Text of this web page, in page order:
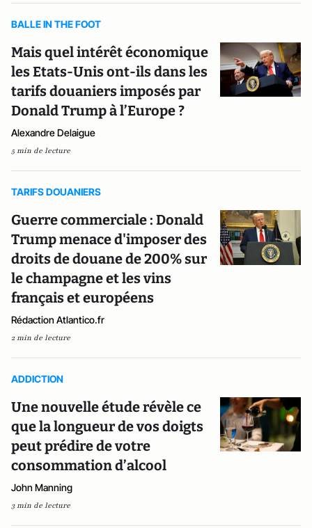
BALLE IN THE FOOT
Mais quel intérêt économique
les Etats-Unis ont-ils dans les
tarifs douaniers imposés par
Donald Trump à l’Europe ?
Alexandre Delaigue
5 min de lecture
TARIFS DOUANIERS
Guerre commerciale : Donald
Trump menace d'imposer des
droits de douane de 200% sur
le champagne et les vins
français et européens
Rédaction Atlantico.fr
2 min de lecture
ADDICTION
Une nouvelle étude révèle ce
que la longueur de vos doigts
peut prédire de votre
consommation d’alcool
John Manning
3 min de lecture